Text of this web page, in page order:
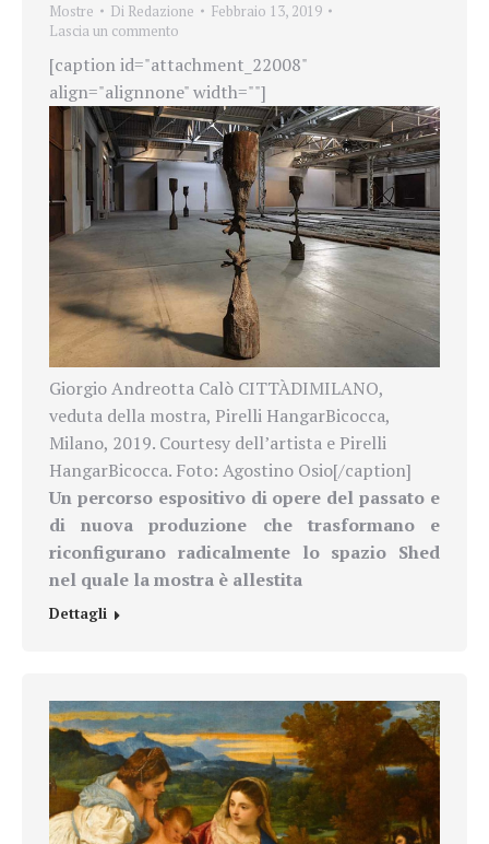
Mostre Di Redazione
Febbraio 13, 2019
Lascia un commento
[caption id="attachment_22008"
align="alignnone" width=""]
Giorgio Andreotta Calò CITTÀDIMILANO,
veduta della mostra, Pirelli HangarBicocca,
Milano, 2019. Courtesy dell’artista e Pirelli
HangarBicocca. Foto: Agostino Osio[/caption]
Un percorso espositivo di opere del passato e
di nuova produzione che trasformano e
riconfigurano radicalmente lo spazio Shed
nel quale la mostra è allestita
Dettagli